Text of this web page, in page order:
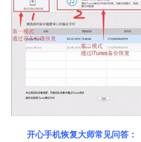
开心手机恢复大师常见问答：